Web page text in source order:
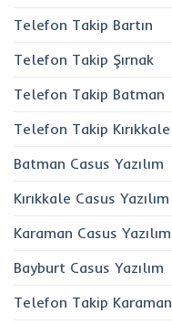
Telefon Takip Bartın
Telefon Takip Şırnak
Telefon Takip Batman
Telefon Takip Kırıkkale
Batman Casus Yazılım
Kırıkkale Casus Yazılım
Karaman Casus Yazılım
Bayburt Casus Yazılım
Telefon Takip Karaman